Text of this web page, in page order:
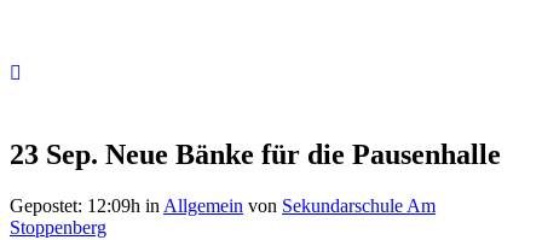
23 Sep. Neue Bänke für die Pausenhalle
Gepostet: 12:09h in Allgemein von Sekundarschule Am
Stoppenberg